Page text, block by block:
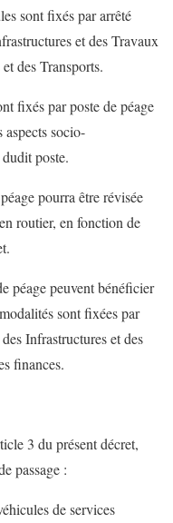
sont fixés par arrêté
et des Travaux
des Transports.
fixés par poste de péage
aspects socio-
poste.
pourra être révisée
routier, en fonction de
péage peuvent bénéficier
sont fixées par
Infrastructures et des
finances.
3 du présent décret,
passage :
de services